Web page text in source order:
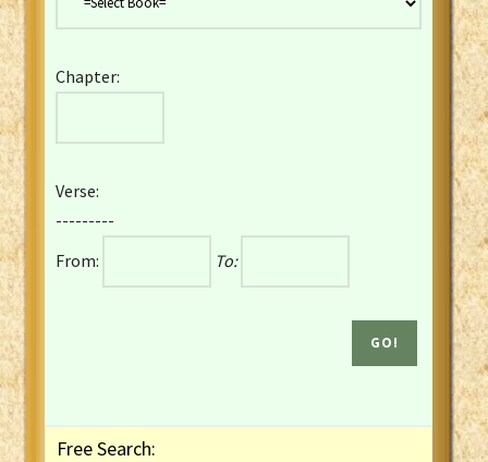
English YLT 1898 Bible
French Darby Bible
French Louis Segond Bible
Gaelic (Manx) Selections
Gaelic (Scottish) Mark
Chapter:
Verse:
---------
From:
To:
Free Search: